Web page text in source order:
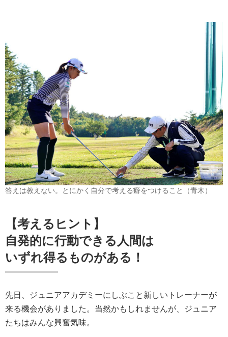
答えは教えない。とにかく自分で考える癖をつけること（青木）
【考えるヒント】
自発的に行動できる人間は
いずれ得るものがある！
先日、ジュニアアカデミーにしぶこと新しいトレーナーが
来る機会がありました。当然かもしれませんが、ジュニア
たちはみんな興奮気味。